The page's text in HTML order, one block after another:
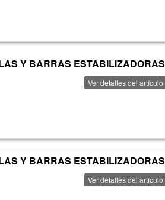
Y BARRAS ESTABILIZADORAS
Ver detalles del artículo
Y BARRAS ESTABILIZADORAS
Ver detalles del artículo